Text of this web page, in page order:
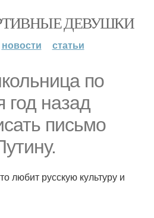
ДЕВУШКИ
новости статьи
по
назад
письмо
любит русскую культуру и